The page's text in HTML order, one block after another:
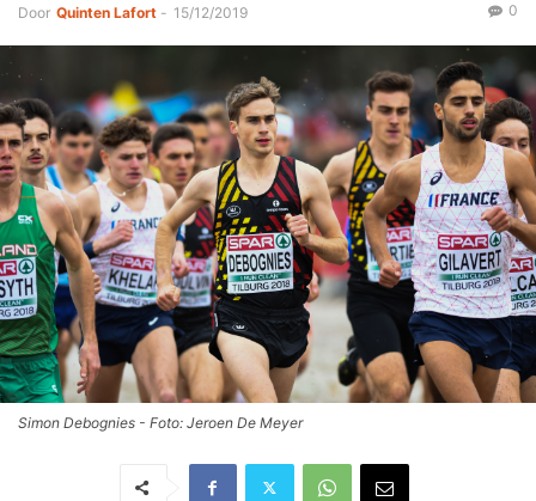
Door Quinten Lafort - 15/12/2019 0
Simon Debognies - Foto: Jeroen De Meyer